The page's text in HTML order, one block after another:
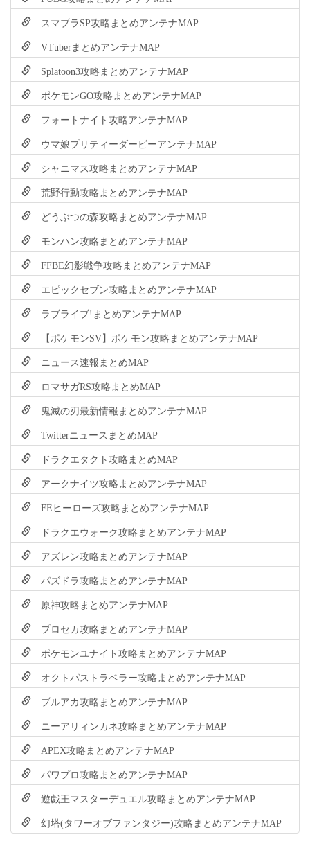
スマブラSP攻略まとめアンテナMAP
VTuberまとめアンテナMAP
Splatoon3攻略まとめアンテナMAP
ポケモンGO攻略まとめアンテナMAP
フォートナイト攻略アンテナMAP
ウマ娘プリティーダービーアンテナMAP
シャニマス攻略まとめアンテナMAP
荒野行動攻略まとめアンテナMAP
どうぶつの森攻略まとめアンテナMAP
モンハン攻略まとめアンテナMAP
FFBE幻影戦争攻略まとめアンテナMAP
エピックセブン攻略まとめアンテナMAP
ラブライブ!まとめアンテナMAP
【ポケモンSV】ポケモン攻略まとめアンテナMAP
ニュース速報まとめMAP
ロマサガRS攻略まとめMAP
鬼滅の刃最新情報まとめアンテナMAP
TwitterニュースまとめMAP
ドラクエタクト攻略まとめMAP
アークナイツ攻略まとめアンテナMAP
FEヒーローズ攻略まとめアンテナMAP
ドラクエウォーク攻略まとめアンテナMAP
アズレン攻略まとめアンテナMAP
パズドラ攻略まとめアンテナMAP
原神攻略まとめアンテナMAP
プロセカ攻略まとめアンテナMAP
ポケモンユナイト攻略まとめアンテナMAP
オクトパストラベラー攻略まとめアンテナMAP
ブルアカ攻略まとめアンテナMAP
ニーアリィンカネ攻略まとめアンテナMAP
APEX攻略まとめアンテナMAP
パワプロ攻略まとめアンテナMAP
遊戯王マスターデュエル攻略まとめアンテナMAP
幻塔(タワーオブファンタジー)攻略まとめアンテナMAP